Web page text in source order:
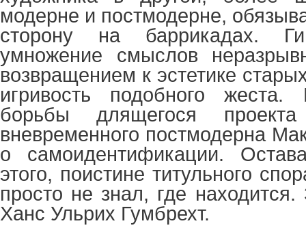
модерне и постмодерне,
сторону на баррикадах.
умножение смыслов
возвращением к эстетике
игривость подобного
борьбы длящегося
вневременного постмодерна
о самоидентификации.
этого, поистине титульного
просто не знал, где
Ханс Ульрих Гумбрехт.